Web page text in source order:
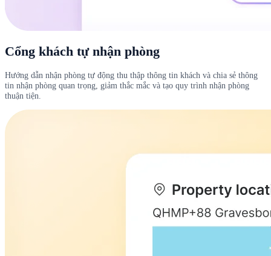
Cổng khách tự nhận phòng
Hướng dẫn nhận phòng tự động thu thập thông tin khách và chia sẻ thông
tin nhận phòng quan trọng, giảm thắc mắc và tạo quy trình nhận phòng
thuận tiện.